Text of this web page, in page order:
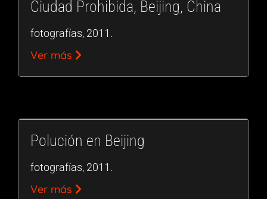
Ciudad Prohibida, Beijing, China
fotografías, 2011.
Ver más
Polución en Beijing
fotografías, 2011.
Ver más